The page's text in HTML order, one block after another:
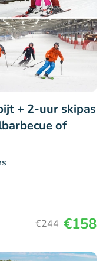
+ 2-uur skipas
of
€244 €158